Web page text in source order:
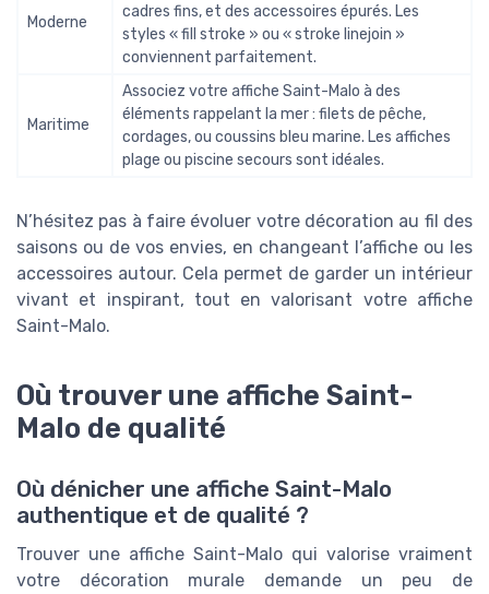
Moderne
cadres fins, et des accessoires épurés. Les
styles « fill stroke » ou « stroke linejoin »
conviennent parfaitement.
Maritime
Associez votre affiche Saint-Malo à des
éléments rappelant la mer : filets de pêche,
cordages, ou coussins bleu marine. Les affiches
plage ou piscine secours sont idéales.
N’hésitez pas à faire évoluer votre décoration au fil des
saisons ou de vos envies, en changeant l’affiche ou les
accessoires autour. Cela permet de garder un intérieur
vivant et inspirant, tout en valorisant votre affiche
Saint-Malo.
Où trouver une affiche Saint-
Malo de qualité
Où dénicher une affiche Saint-Malo
authentique et de qualité ?
Trouver une affiche Saint-Malo qui valorise vraiment
votre décoration murale demande un peu de